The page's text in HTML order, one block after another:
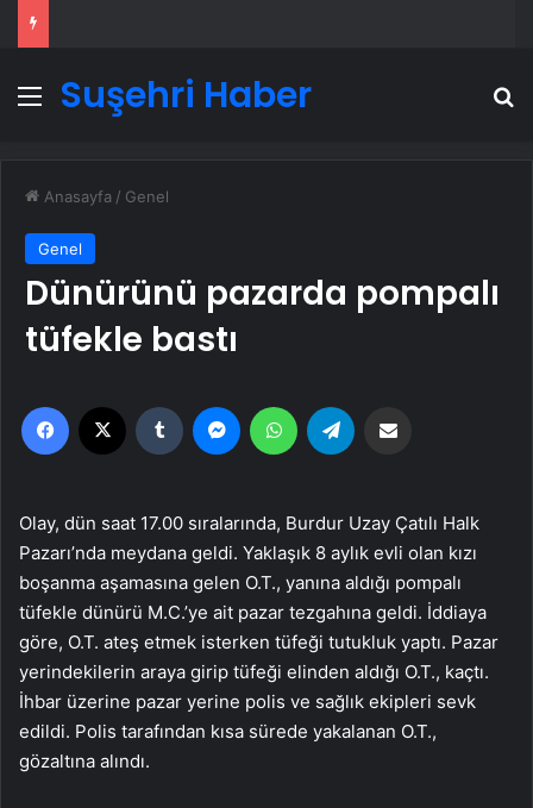
Menü
Suşehri Haber
Anasayfa / Genel
Genel
Dünürünü pazarda pompalı
tüfekle bastı
Facebook Tumblr MessengerWhatsApp
Olay, dün saat 17.00 sıralarında, Burdur Uzay Çatılı Halk
Pazarı’nda meydana geldi. Yaklaşık 8 aylık evli olan kızı
boşanma aşamasına gelen O.T., yanına aldığı pompalı
tüfekle dünürü M.C.’ye ait pazar tezgahına geldi. İddiaya
göre, O.T. ateş etmek isterken tüfeği tutukluk yaptı. Pazar
yerindekilerin araya girip tüfeği elinden aldığı O.T., kaçtı.
İhbar üzerine pazar yerine polis ve sağlık ekipleri sevk
edildi. Polis tarafından kısa sürede yakalanan O.T.,
gözaltına alındı.